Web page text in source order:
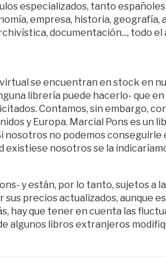
especializados, tanto
empresa, historia, geografía,
documentación..., todo el
se encuentran en stock en
librería puede hacerlo- que
Contamos, sin embargo,
y Europa. Marcial Pons es un
nosotros no podemos conseguirle
existiese nosotros se la
y están, por lo tanto, sujetos a
precios actualizados, aunque
hay que tener en cuenta las
algunos libros extranjeros